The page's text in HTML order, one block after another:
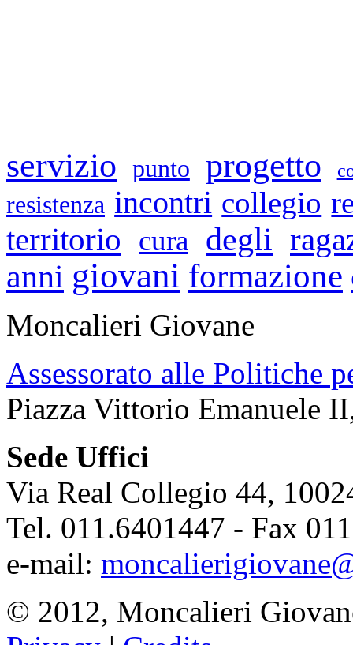
servizio punto progetto
resistenza incontri collegio
territorio cura degli
anni giovani formazione
Moncalieri Giovane
Assessorato alle Politiche
Piazza Vittorio Emanuele
Sede Uffici
Via Real Collegio 44,
Tel. 011.6401447 - Fax
e-mail:
© 2012, Moncalieri